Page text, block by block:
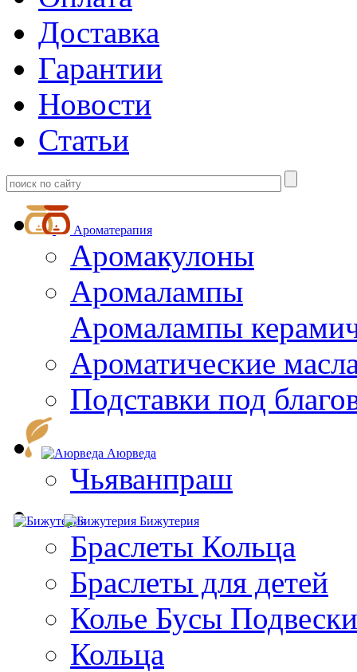
Доставка
Гарантии
Новости
Статьи
Ароматерапия
Аромакулоны
Аромалампы
Aромалампы
Ароматические
Подставки под
Аюрведа
Чьяванпраш
Бижутерия
Браслеты Кольца
Браслеты для детей
Колье Бусы Подвески
Кольца